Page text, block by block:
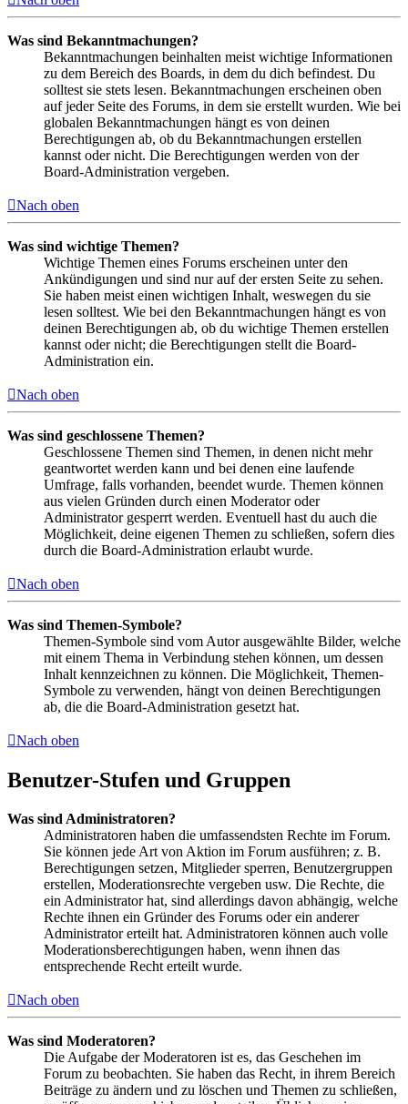
Was sind Bekanntmachungen?
Bekanntmachungen beinhalten meist wichtige Informationen
zu dem Bereich des Boards, in dem du dich befindest. Du
solltest sie stets lesen. Bekanntmachungen erscheinen oben
auf jeder Seite des Forums, in dem sie erstellt wurden. Wie bei
globalen Bekanntmachungen hängt es von deinen
Berechtigungen ab, ob du Bekanntmachungen erstellen
kannst oder nicht. Die Berechtigungen werden von der
Board-Administration vergeben.
Nach oben
Was sind wichtige Themen?
Wichtige Themen eines Forums erscheinen unter den
Ankündigungen und sind nur auf der ersten Seite zu sehen.
Sie haben meist einen wichtigen Inhalt, weswegen du sie
lesen solltest. Wie bei den Bekanntmachungen hängt es von
deinen Berechtigungen ab, ob du wichtige Themen erstellen
kannst oder nicht; die Berechtigungen stellt die Board-
Administration ein.
Nach oben
Was sind geschlossene Themen?
Geschlossene Themen sind Themen, in denen nicht mehr
geantwortet werden kann und bei denen eine laufende
Umfrage, falls vorhanden, beendet wurde. Themen können
aus vielen Gründen durch einen Moderator oder
Administrator gesperrt werden. Eventuell hast du auch die
Möglichkeit, deine eigenen Themen zu schließen, sofern dies
durch die Board-Administration erlaubt wurde.
Nach oben
Was sind Themen-Symbole?
Themen-Symbole sind vom Autor ausgewählte Bilder, welche
mit einem Thema in Verbindung stehen können, um dessen
Inhalt kennzeichnen zu können. Die Möglichkeit, Themen-
Symbole zu verwenden, hängt von deinen Berechtigungen
ab, die die Board-Administration gesetzt hat.
Nach oben
Benutzer-Stufen und Gruppen
Was sind Administratoren?
Administratoren haben die umfassendsten Rechte im Forum.
Sie können jede Art von Aktion im Forum ausführen; z. B.
Berechtigungen setzen, Mitglieder sperren, Benutzergruppen
erstellen, Moderationsrechte vergeben usw. Die Rechte, die
ein Administrator hat, sind allerdings davon abhängig, welche
Rechte ihnen ein Gründer des Forums oder ein anderer
Administrator erteilt hat. Administratoren können auch volle
Moderationsberechtigungen haben, wenn ihnen das
entsprechende Recht erteilt wurde.
Nach oben
Was sind Moderatoren?
Die Aufgabe der Moderatoren ist es, das Geschehen im
Forum zu beobachten. Sie haben das Recht, in ihrem Bereich
Beiträge zu ändern und zu löschen und Themen zu schließen,